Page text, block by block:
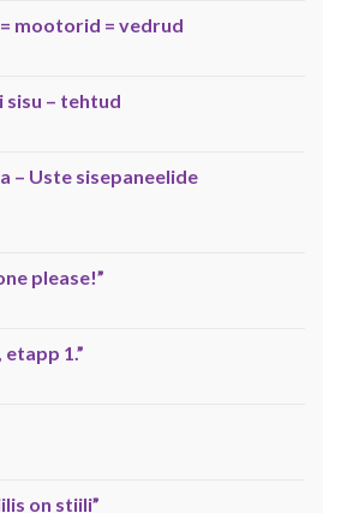
mootorid = vedrud
sisu – tehtud
– Uste sisepaneelide
please!”
1.”
on stiili”